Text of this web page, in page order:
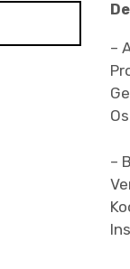
–
–